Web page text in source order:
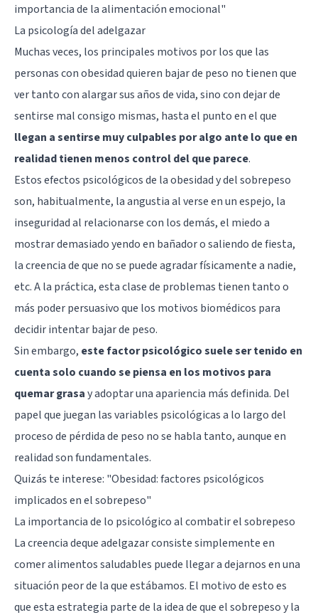
importancia de la alimentación emocional"
La psicología del adelgazar
Muchas veces, los principales motivos por los que las
personas con obesidad quieren bajar de peso no tienen que
ver tanto con alargar sus años de vida, sino con dejar de
sentirse mal consigo mismas, hasta el punto en el que
llegan a sentirse muy culpables por algo ante lo que en
realidad tienen menos control del que parece.
Estos efectos psicológicos de la obesidad y del sobrepeso
son, habitualmente, la angustia al verse en un espejo, la
inseguridad al relacionarse con los demás, el miedo a
mostrar demasiado yendo en bañador o saliendo de fiesta,
la creencia de que no se puede agradar físicamente a nadie,
etc. A la práctica, esta clase de problemas tienen tanto o
más poder persuasivo que los motivos biomédicos para
decidir intentar bajar de peso.
Sin embargo, este factor psicológico suele ser tenido en
cuenta solo cuando se piensa en los motivos para
quemar grasay adoptar una apariencia más definida. Del
papel que juegan las variables psicológicas a lo largo del
proceso de pérdida de peso no se habla tanto, aunque en
realidad son fundamentales.
Quizás te interese: "Obesidad: factores psicológicos
implicados en el sobrepeso"
La importancia de lo psicológico al combatir el sobrepeso
La creencia deque adelgazar consiste simplemente en
comer alimentos saludables puede llegar a dejarnos en una
situación peor de la que estábamos. El motivo de esto es
que esta estrategia parte de la idea de que el sobrepeso y la